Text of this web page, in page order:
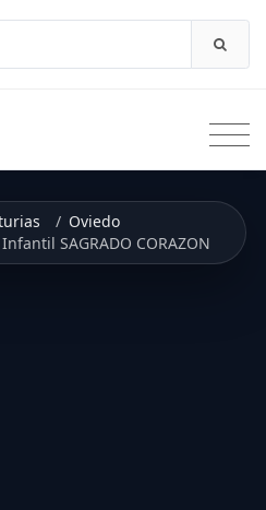
Oviedo
SAGRADO CORAZON